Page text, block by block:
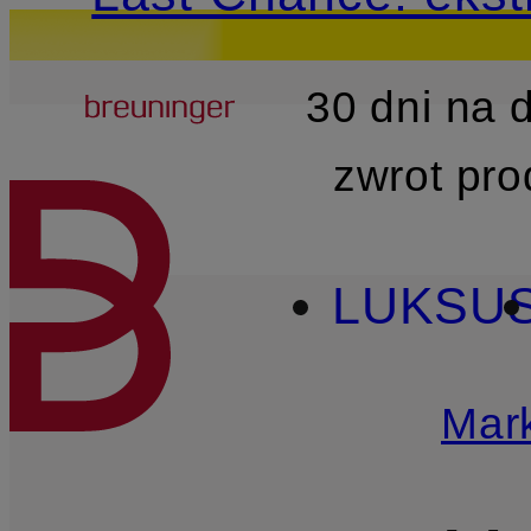
PRZEJDŹ DO GŁÓWNEJ
Breuninger
30 dni na
zwrot